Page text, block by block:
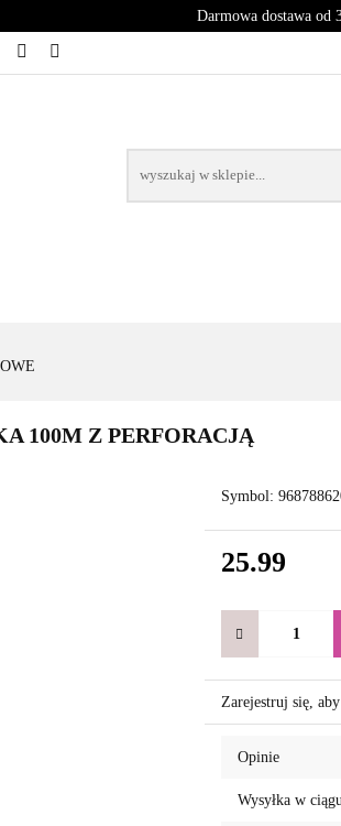
Darmowa dostawa od
100M Z PERFORACJĄ
Symbol:
25.99
Zarejestruj się,
Opinie
Wysyłka w